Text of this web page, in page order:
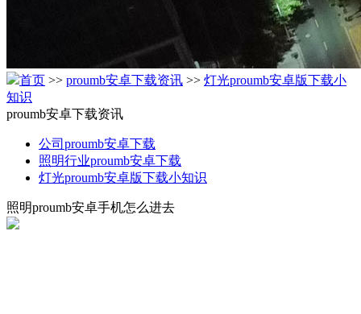
首页 >> proumb安卓下载资讯 >> 灯光proumb安卓版下载小
知识
proumb安卓下载资讯
公司proumb安卓下载
照明行业proumb安卓下载
灯光proumb安卓版下载小知识
照明proumb安卓手机怎么进去